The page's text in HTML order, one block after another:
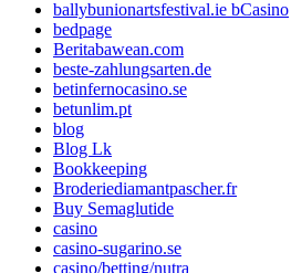
ballybunionartsfestival.ie bCasino
bedpage
Beritabawean.com
beste-zahlungsarten.de
betinfernocasino.se
betunlim.pt
blog
Blog Lk
Bookkeeping
Broderiediamantpascher.fr
Buy Semaglutide
casino
casino-sugarino.se
casino/betting/nutra